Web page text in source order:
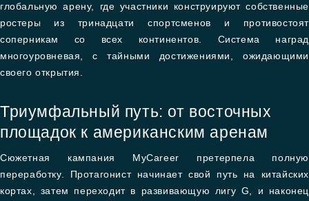
глобальную арену, где участники конструируют собственные
ростеры из тринадцати спортсменов и противостоят
соперникам со всех континентов. Система наград
многоуровневая, с тайными достижениями, ожидающими
своего открытия.
Триумфальный путь: от восточных
площадок к американским аренам
Сюжетная кампания MyCareer претерпела полную
переработку. Протагонист начинает свой путь на китайских
кортах, затем переходит в развивающую лигу G, и наконец